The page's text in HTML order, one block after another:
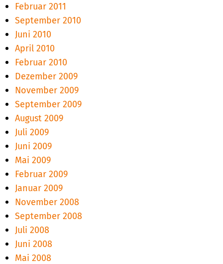
Februar 2011
September 2010
Juni 2010
April 2010
Februar 2010
Dezember 2009
November 2009
September 2009
August 2009
Juli 2009
Juni 2009
Mai 2009
Februar 2009
Januar 2009
November 2008
September 2008
Juli 2008
Juni 2008
Mai 2008